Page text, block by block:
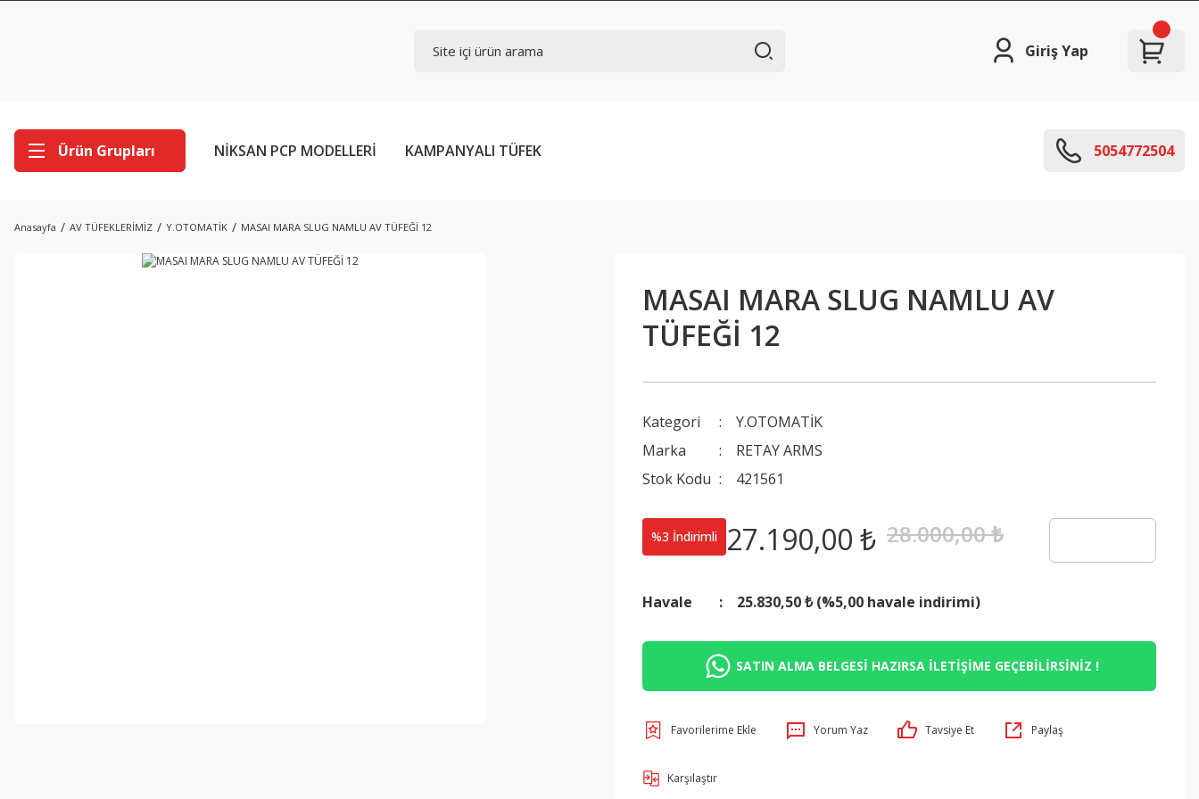
Giriş Yap
Ürün Grupları NİKSAN PCP MODELLERİ KAMPANYALI TÜFEK 5054772504
Anasayfa AV TÜFEKLERİMİZ Y.OTOMATİK MASAI MARA SLUG NAMLU AV TÜFEĞİ 12
MASAI MARA SLUG NAMLU AV
TÜFEĞİ 12
Kategori
Y.OTOMATİK
Marka
RETAY ARMS
Stok Kodu
421561
%3 İndirimli 27.190,00 ₺ 28.000,00 ₺
Havale 25.830,50 ₺ (%5,00 havale indirimi)
SATIN ALMA BELGESİ HAZIRSA İLETİŞİME GEÇEBİLİRSİNİZ !
Yorum Yaz Tavsiye Et Paylaş
Karşılaştır